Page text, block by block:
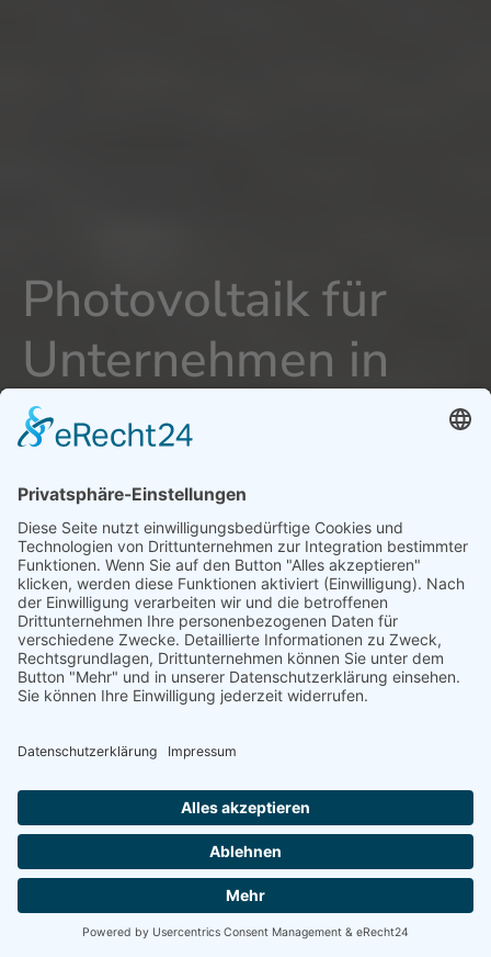
Photovoltaik für
Unternehmen in
Riedburg -
Energetische
Sanierung Bayern
Maximale Energieeffizienz für Ihr
Unternehmen
Willkommen bei Energetische Sanierung Bayern –
Ihrem Experten für Photovoltaik für Unternehmen in
Riedburg, speziell für Gewerbekunden und Betriebe mit
Service-Ansatz garantiert Ihnen eine sorgenfreie
bis zur finalen Inbetriebnahme.
100% kostenloses Erstgespräch